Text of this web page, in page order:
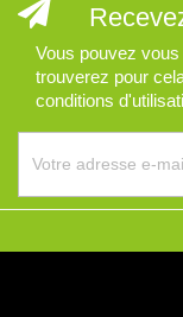
Vous pouvez
trouverez pour
conditions